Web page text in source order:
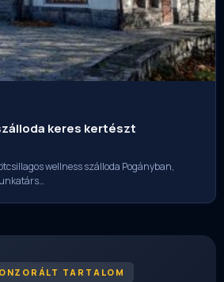
keres kertészt
wellness szálloda Pogányban,
TARTALOM